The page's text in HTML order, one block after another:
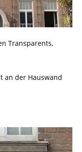
Transparents,
an der Hauswand